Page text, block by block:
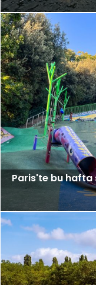
Paris'te bu hafta